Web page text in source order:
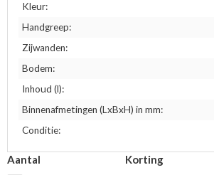
Kleur:
Handgreep:
Zijwanden:
Bodem:
Inhoud (l):
Binnenafmetingen (LxBxH) in mm:
Conditie:
Aantal Korting